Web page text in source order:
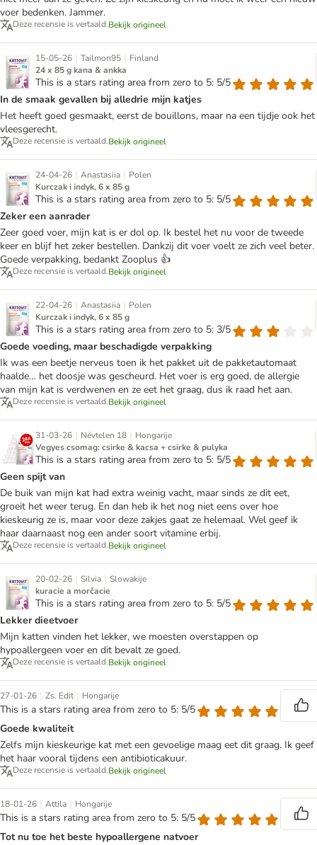
voer bedenken. Jammer.
Deze recensie is vertaald.Bekijk origineel
15-05-26 | Tailmon95 | Finland
24 x 85 g kana & ankka
This is a stars rating area from zero to 5: 5/5
In de smaak gevallen bij alledrie mijn katjes
Het heeft goed gesmaakt, eerst de bouillons, maar na een tijdje ook het
vleesgerecht.
Deze recensie is vertaald.Bekijk origineel
24-04-26 | Anastasiia | Polen
Kurczak i indyk, 6 x 85 g
This is a stars rating area from zero to 5: 5/5
Zeker een aanrader
Zeer goed voer, mijn kat is er dol op. Ik bestel het nu voor de tweede
keer en blijf het zeker bestellen. Dankzij dit voer voelt ze zich veel beter.
Goede verpakking, bedankt Zooplus 👍
Deze recensie is vertaald.Bekijk origineel
22-04-26 | Anastasiia | Polen
Kurczak i indyk, 6 x 85 g
This is a stars rating area from zero to 5: 3/5
Goede voeding, maar beschadigde verpakking
Ik was een beetje nerveus toen ik het pakket uit de pakketautomaat
haalde… het doosje was gescheurd. Het voer is erg goed, de allergie
van mijn kat is verdwenen en ze eet het graag, dus ik raad het aan.
Deze recensie is vertaald.Bekijk origineel
31-03-26 | Névtelen 18 | Hongarije
Vegyes csomag: csirke & kacsa + csirke & pulyka
This is a stars rating area from zero to 5: 5/5
Geen spijt van
De buik van mijn kat had extra weinig vacht, maar sinds ze dit eet,
groeit het weer terug. En dan heb ik het nog niet eens over hoe
kieskeurig ze is, maar voor deze zakjes gaat ze helemaal. Wel geef ik
haar daarnaast nog een ander soort vitamine erbij.
Deze recensie is vertaald.Bekijk origineel
20-02-26 | Silvia | Slowakije
kuracie a morčacie
This is a stars rating area from zero to 5: 5/5
Lekker dieetvoer
Mijn katten vinden het lekker, we moesten overstappen op
hypoallergeen voer en dit bevalt ze goed.
Deze recensie is vertaald.Bekijk origineel
27-01-26 | Zs. Edit | Hongarije
This is a stars rating area from zero to 5: 5/5
Goede kwaliteit
Zelfs mijn kieskeurige kat met een gevoelige maag eet dit graag. Ik geef
het haar vooral tijdens een antibioticakuur.
Deze recensie is vertaald.Bekijk origineel
18-01-26 | Attila | Hongarije
This is a stars rating area from zero to 5: 5/5
Tot nu toe het beste hypoallergene natvoer